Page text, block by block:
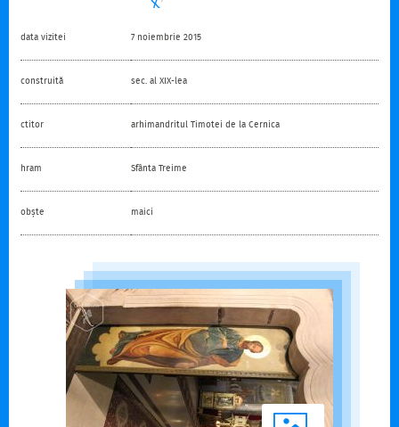
data vizitei 7 noiembrie 2015
construită sec. al XIX-lea
ctitor arhimandritul Timotei de la Cernica
hram Sfânta Treime
obște maici